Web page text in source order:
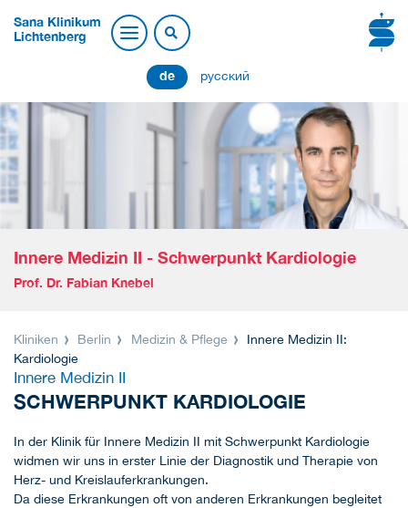
Sana Klinikum
Lichtenberg
de русский
Innere Medizin II - Schwerpunkt Kardiologie
Prof. Dr. Fabian Knebel
Kliniken Berlin Medizin & Pflege
Innere Medizin II:
Kardiologie
Innere Medizin II
SCHWERPUNKT KARDIOLOGIE
In der Klinik für Innere Medizin II mit Schwerpunkt Kardiologie
widmen wir uns in erster Linie der Diagnostik und Therapie von
Herz- und Kreislauferkrankungen.
Da diese Erkrankungen oft von anderen Erkrankungen begleitet